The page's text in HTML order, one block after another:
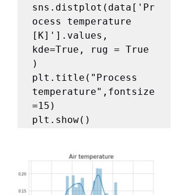
sns.distplot(data['Pr
ocess temperature
[K]'].values,
kde=True, rug = True
)
plt.title("Process
temperature",fontsize
=15)
plt.show()